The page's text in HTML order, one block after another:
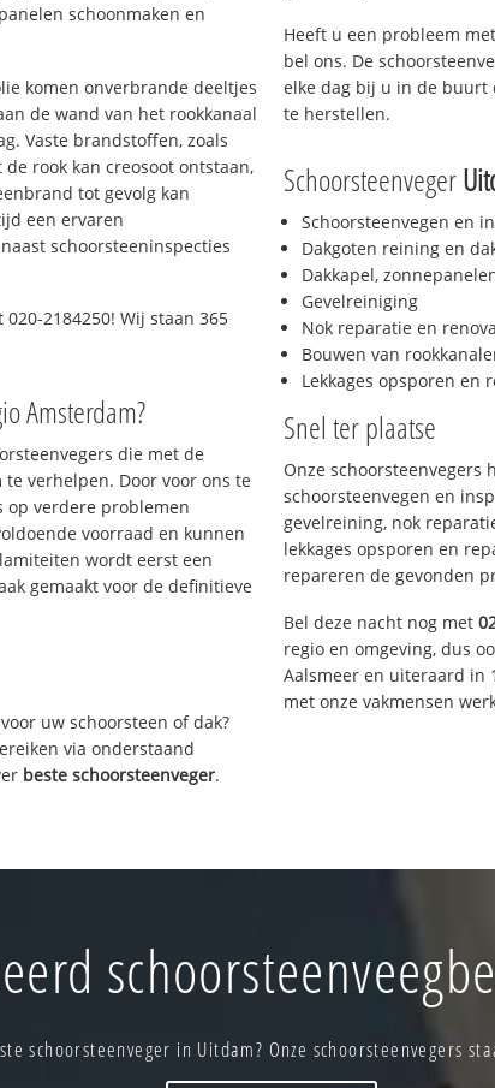
schoonmaken en
komen onverbrande deeltjes
de wand van het rookkanaal
Vaste brandstoffen, zoals
rook kan creosoot ontstaan,
tot gevolg kan
een ervaren
schoorsteeninspecties
2184250! Wij staan 365
Amsterdam?
die met de
verhelpen. Door voor ons te
op verdere problemen
voorraad en kunnen
wordt eerst een
gemaakt voor de definitieve
uw schoorsteen of dak?
via onderstaand
beste schoorsteenveger.
Heeft u een probleem
bel ons. De
elke dag bij u in de buurt
te herstellen.
Schoorsteenveger
Schoorsteenvegen en
Dakgoten reining en
Dakkapel,
Gevelreiniging
Nok reparatie en
Bouwen van
Lekkages opsporen en
Snel ter plaatse
Onze
schoorsteenvegen en
gevelreining, nok
lekkages opsporen en
repareren de gevonden
Bel deze nacht nog met
regio en omgeving, dus
Aalsmeer en uiteraard in
met onze vakmensen
schoorsteenveger in Uitdam? Onze schoorsteenvegers